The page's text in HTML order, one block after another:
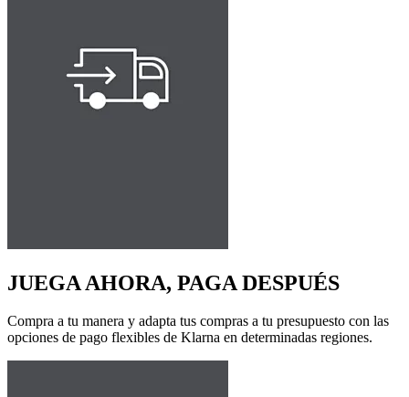
JUEGA AHORA, PAGA DESPUÉS
Compra a tu manera y adapta tus compras a tu presupuesto con las
opciones de pago flexibles de Klarna en determinadas regiones.